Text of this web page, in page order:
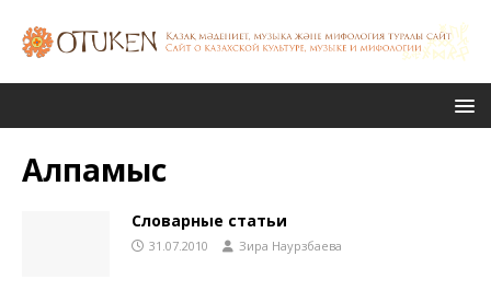
Алпамыс
Словарные статьи
31.07.2010 Зира Наурзбаева